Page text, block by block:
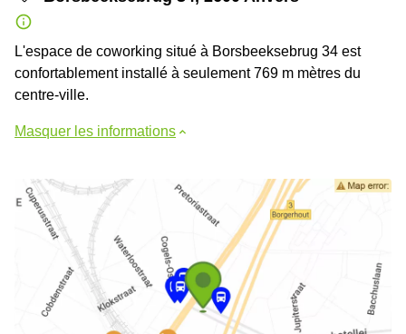
L'espace de coworking situé à Borsbeeksebrug 34 est
confortablement installé à seulement 769 m mètres du
centre-ville.
Masquer les informations